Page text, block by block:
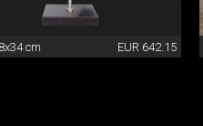
cm EUR 642.15